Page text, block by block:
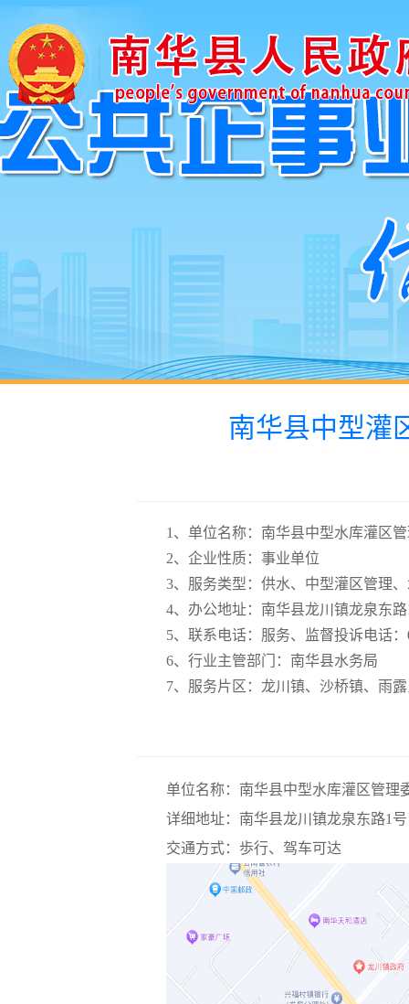
南华县中型灌
1、 单位名称： 南华县中型水库灌区
2、 企业性质： 事业单位
3、 服务类型： 供水、中型灌区管理
4、 办公地址： 南华县龙川镇龙泉东
5、 联系电话： 服务、监督投诉电话：
6、 行业主管部门： 南华县水务局
7、 服务片区： 龙川镇、沙桥镇、雨
单位名称：南华县中型水库灌区管理
详细地址：南华县龙川镇龙泉东路1
交通方式：歩行、驾车可达